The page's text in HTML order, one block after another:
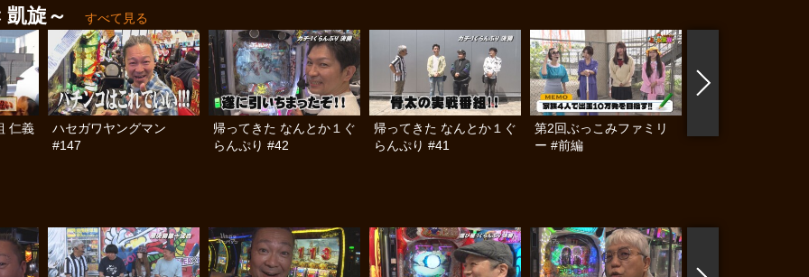
旋～ すべて見る
仁義
ハセガワヤングマン
#147
帰ってきた なんとか１ぐ
らんぷり #42
帰ってきた なんとか１ぐ
らんぷり #41
第2回ぶっこみファミリ
ー #前編